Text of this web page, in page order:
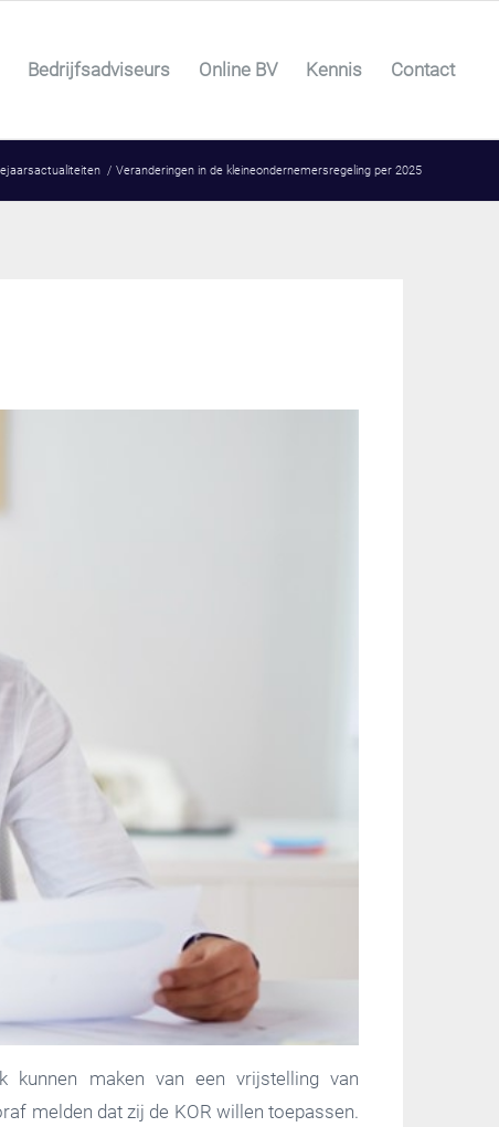
Bedrijfsadviseurs Online BV Kennis Contact
/ Veranderingen in de kleineondernemersregeling per 2025
kunnen maken van een vrijstelling van
melden dat zij de KOR willen toepassen.